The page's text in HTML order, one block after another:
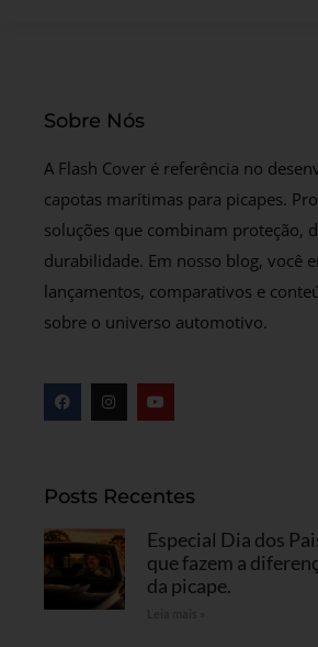
Sobre Nós
A Flash Cover é referência no
capotas marítimas para picapes.
soluções que combinam proteção,
durabilidade. Em nosso blog, você
lançamentos, comparativos e
sobre o universo automotivo.
Posts Recentes
Especial Dia dos
que fazem a
da picape.